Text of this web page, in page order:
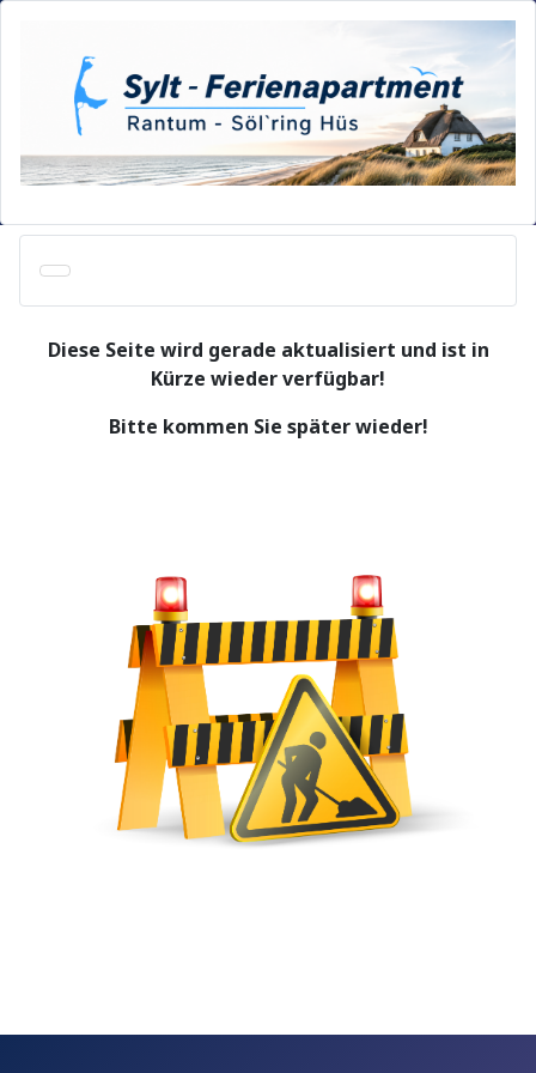
Diese Seite wird gerade aktualisiert und ist in
Kürze wieder verfügbar!
Bitte kommen Sie später wieder!